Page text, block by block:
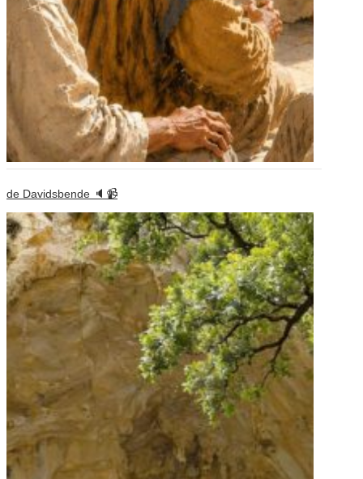
de Davidsbende 🔈📹